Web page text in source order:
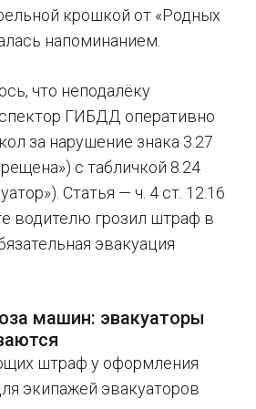
крошкой от «Родных
напоминанием.
что неподалёку
ГИБДД оперативно
за нарушение знака 3.27
с табличкой 8.24
Статья — ч. 4 ст. 12.16
водителю грозил штраф в
эвакуация
машин: эвакуаторы
штраф у оформления
экипажей эвакуаторов